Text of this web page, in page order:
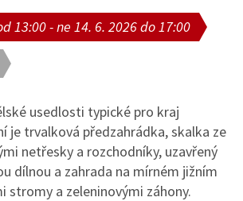
13:00 - ne 14. 6. 2026 do 17:00
usedlosti typické pro kraj
je trvalková předzahrádka, skalka ze
netřesky a rozchodníky, uzavřený
dílnou a zahrada na mírném jižním
stromy a zeleninovými záhony.